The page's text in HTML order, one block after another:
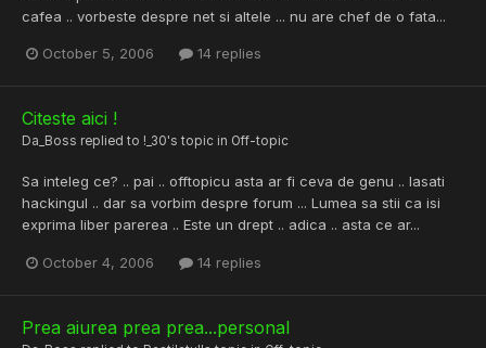
cafea .. vorbeste despre net si altele ... nu are chef de o fata...
October 5, 2006 14 replies
Citeste aici !
Da_Boss replied to !_30's topic in Off-topic
Sa inteleg ce? .. pai .. offtopicu asta ar fi ceva de genu .. lasati
hackingul .. dar sa vorbim despre forum ... Lumea sa stii ca isi
exprima liber parerea .. Este un drept .. adica .. asta ce ar...
October 4, 2006 14 replies
Prea aiurea prea prea...personal